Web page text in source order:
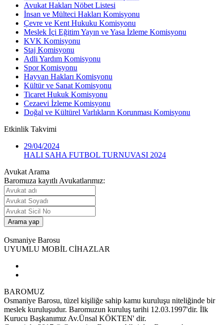
Avukat Hakları Nöbet Listesi
İnsan ve Mülteci Hakları Komisyonu
Çevre ve Kent Hukuku Komisyonu
Meslek İçi Eğitim Yayın ve Yasa İzleme Komisyonu
KVK Komisyonu
Staj Komisyonu
Adli Yardım Komisyonu
Spor Komisyonu
Hayvan Hakları Komisyonu
Kültür ve Sanat Komisyonu
Ticaret Hukuk Komisyonu
Cezaevi İzleme Komisyonu
Doğal ve Kültürel Varlıkların Korunması Komisyonu
Etkinlik Takvimi
29/04/2024
HALI SAHA FUTBOL TURNUVASI 2024
Avukat Arama
Baromuza kayıtlı Avukatlarımız:
Osmaniye Barosu
UYUMLU MOBİL CİHAZLAR
BAROMUZ
Osmaniye Barosu, tüzel kişiliğe sahip kamu kuruluşu niteliğinde bir
meslek kuruluşudur. Baromuzun kuruluş tarihi 12.03.1997'dir. İlk
Kurucu Başkanımız Av.Ünsal KÖKTEN' dir.